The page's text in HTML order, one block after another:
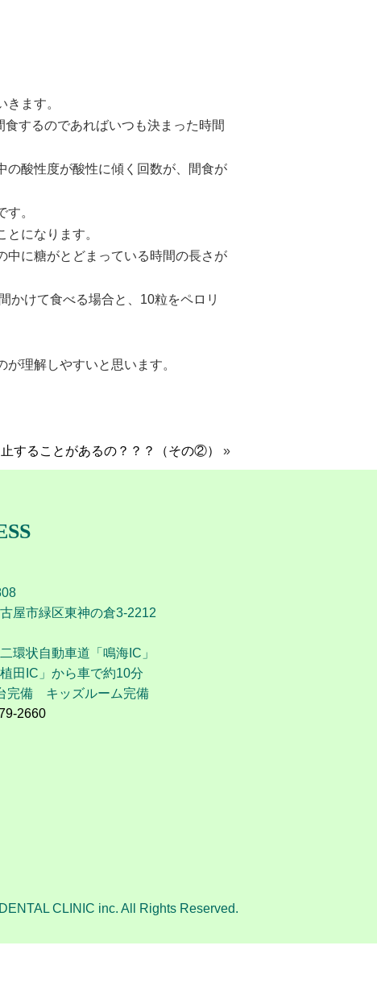
ます。
するのであればいつも決まった時間
の酸性度が酸性に傾く回数が、間食が
。
になります。
中に糖がとどまっている時間の長さが
かけて食べる場合と、10粒をペロリ
理解しやすいと思います。
することがあるの？？？（その②） »
屋市緑区東神の倉3-2212
環状自動車道「鳴海IC」
田IC」から車で約10分
完備 キッズルーム完備
2660
CLINIC inc. All Rights Reserved.